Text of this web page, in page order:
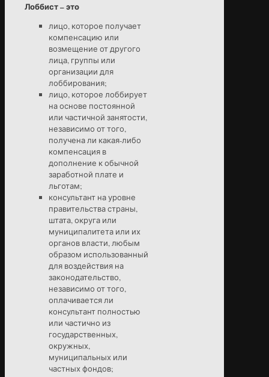
Лоббист – это
лицо, которое получает
компенсацию или
возмещение от другого
лица, группы или
организации для
лоббирования;
лицо, которое лоббирует
на основе постоянной
или частичной занятости,
независимо от того,
получена ли какая-либо
компенсация в
дополнение к обычной
заработной плате и
льготам;
консультант на уровне
правительства страны,
штата, округа или
муниципалитета или их
органов власти, любым
образом использованный
для воздействия на
законодательство,
независимо от того,
оплачивается ли
консультант полностью
или частично из
государственных,
окружных,
муниципальных или
частных фондов;